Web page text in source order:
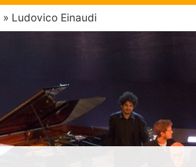
» Ludovico Einaudi